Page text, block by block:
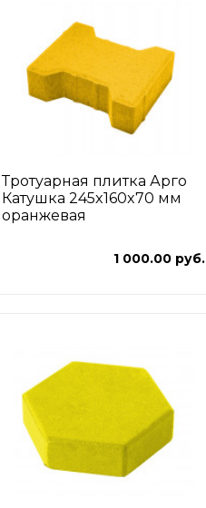
Тротуарная плитка Арго
Катушка 245x160x70 мм
оранжевая
1 000.00 руб.